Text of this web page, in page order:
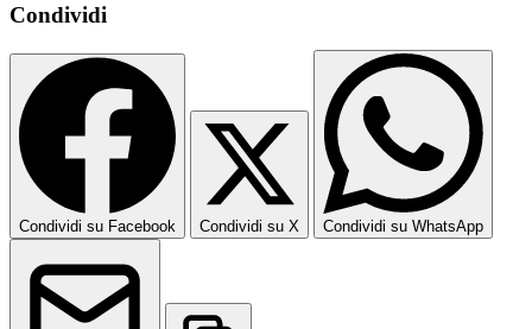
Condividi
Condividi su Facebook Condividi su X Condividi su WhatsApp